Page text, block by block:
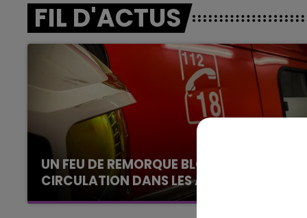
6h00 - 10h00
LA FAMILLE
FIL D'ACTUS
UN FEU DE REMORQUE BLOQUE LA
CIRCULATION DANS LES ARDENNES
Un feu de remorque s'est déclaré ce mercredi